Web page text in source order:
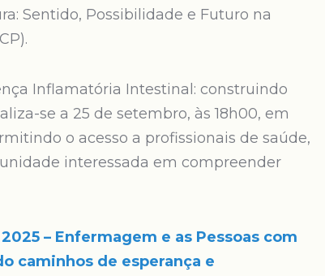
Sentido, Possibilidade e Futuro na
Inflamatória Intestinal: construindo
se a 25 de setembro, às 18h00, em
o acesso a profissionais de saúde,
interessada em compreender
– Enfermagem e as Pessoas com
caminhos de esperança e